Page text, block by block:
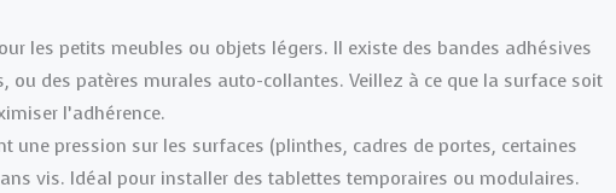
les petits meubles ou objets légers. Il existe des bandes adhésives
ou des patères murales auto-collantes. Veillez à ce que la surface soit
l’adhérence.
une pression sur les surfaces (plinthes, cadres de portes, certaines
vis. Idéal pour installer des tablettes temporaires ou modulaires.